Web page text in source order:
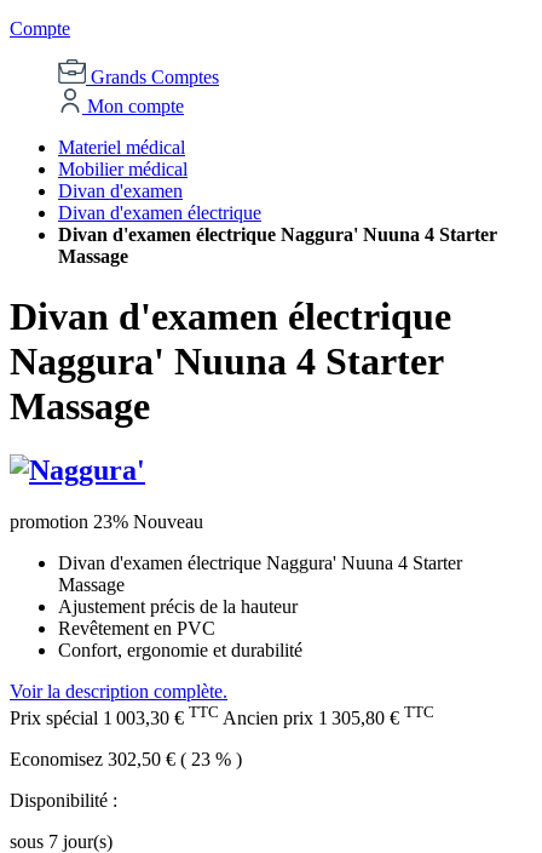
Compte
Grands Comptes
Mon compte
Materiel médical
Mobilier médical
Divan d'examen
Divan d'examen électrique
Divan d'examen électrique Naggura' Nuuna 4 Starter
Massage
Divan d'examen électrique
Naggura' Nuuna 4 Starter
Massage
promotion 23% Nouveau
Divan d'examen électrique Naggura' Nuuna 4 Starter
Massage
Ajustement précis de la hauteur
Revêtement en PVC
Confort, ergonomie et durabilité
Voir la description complète.
Prix spécial 1 003,30 € TTC Ancien prix 1 305,80 € TTC
Economisez 302,50 € ( 23 % )
Disponibilité :
sous 7 jour(s)